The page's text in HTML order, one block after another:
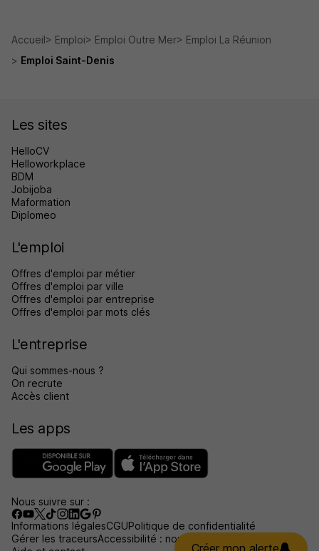
Créer mon alerte
Accueil Emploi Emploi Outre Mer
Emploi La Réunion
Emploi Saint-Denis
Les sites
HelloCV
Helloworkplace
BDM
Jobijoba
Maformation
Diplomeo
L'emploi
Offres d'emploi par métier
Offres d'emploi par ville
Offres d'emploi par entreprise
Offres d'emploi par mots clés
L'entreprise
Qui sommes-nous ?
On recrute
Accès client
Les apps
Nous suivre sur :
Informations légalesCGUPolitique de confidentialité
Gérer les traceursAccessibilité : non conforme